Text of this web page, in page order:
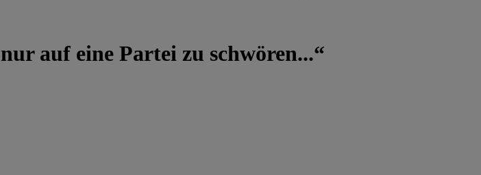
auf eine Partei zu schwören...“